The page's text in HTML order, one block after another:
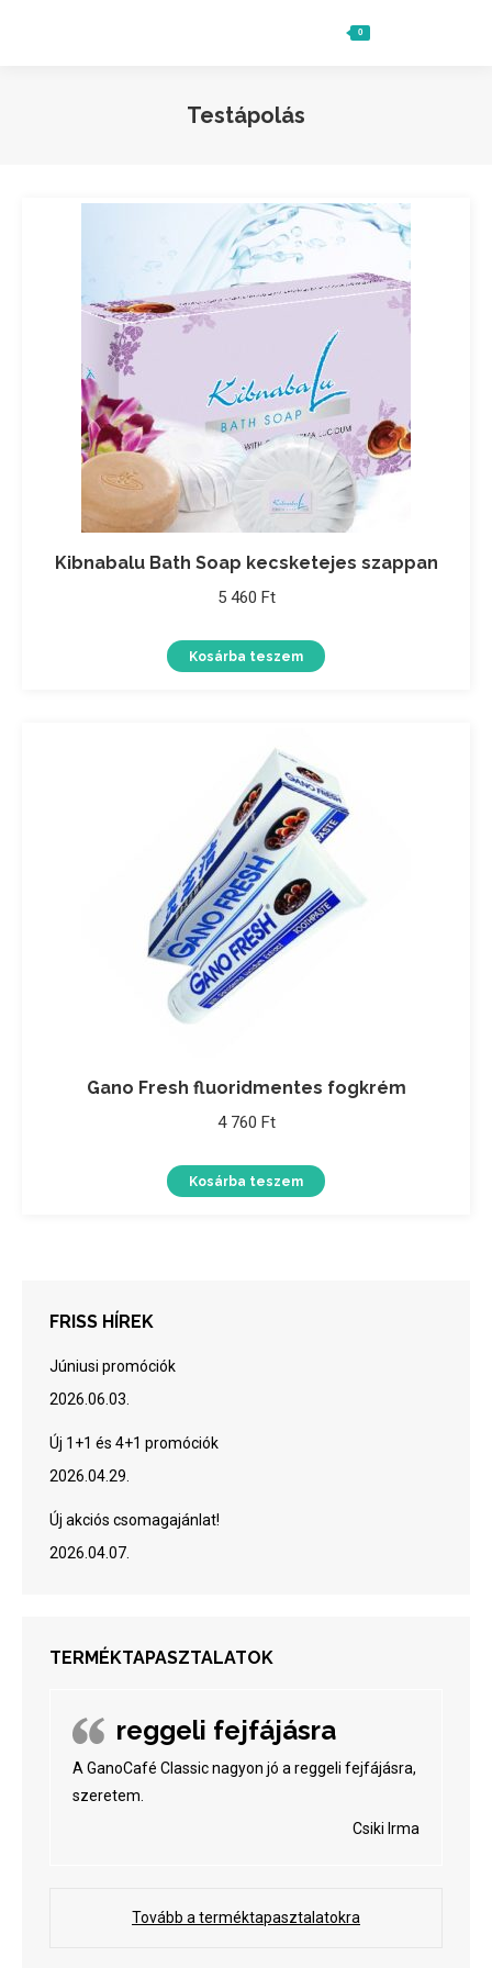
0
Testápolás
Kibnabalu Bath Soap kecsketejes szappan
5 460 Ft
Kosárba teszem
Gano Fresh fluoridmentes fogkrém
4 760 Ft
Kosárba teszem
FRISS HÍREK
Júniusi promóciók
2026.06.03.
Új 1+1 és 4+1 promóciók
2026.04.29.
Új akciós csomagajánlat!
2026.04.07.
TERMÉKTAPASZTALATOK
reggeli fejfájásra
A GanoCafé Classic nagyon jó a reggeli fejfájásra,
szeretem.
Csiki Irma
Tovább a terméktapasztalatokra